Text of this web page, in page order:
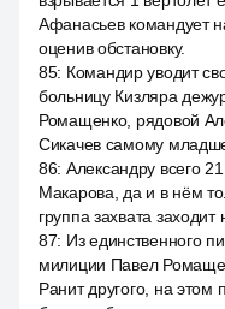
Афанасьев командует
оценив обстановку.
85: Командир уводит
больницу Кизляра
Ромащенко, рядовой
Сикачев самому
86: Александру всего
Макарова, да и в нём
группа захвата
87: Из единственного
милиции Павел
Ранит другого, на этом